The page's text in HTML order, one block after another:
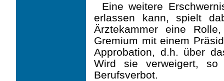
Eine weitere
erlassen kann, spielt
Ärztekammer eine
Gremium mit einem
Approbation, d.h. über
Wird sie verweigert, so
Berufsverbot.